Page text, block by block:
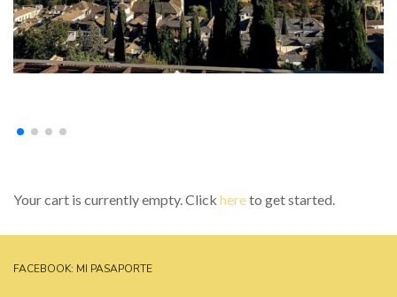
Your cart is currently empty. Click hereto get started.
FACEBOOK: MI PASAPORTE